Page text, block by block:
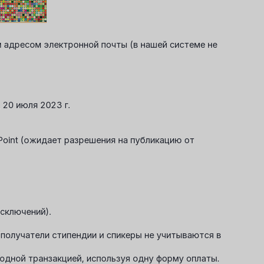
электронной почты (в нашей системе не
20 июля 2023 г.
(ожидает разрешения на публикацию от
стипендии и спикеры не учитываются в
транзакцией, используя одну форму оплаты.